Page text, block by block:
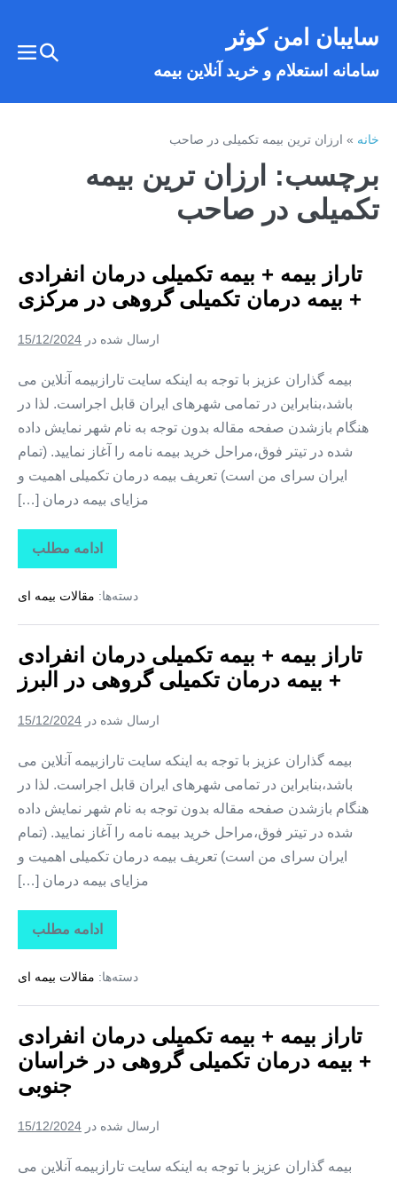
سایبان امن کوثر
سامانه استعلام و خرید آنلاین بیمه
تغییر
خانه»ارزان ترین بیمه تکمیلی در صاحب
برچسب: ارزان ترین بیمه
تکمیلی در صاحب
تاراز بیمه + بیمه تکمیلی درمان انفرادی
+ بیمه درمان تکمیلی گروهی در مرکزی
ارسال شده در 15/12/2024
بیمه گذاران عزیز با توجه به اینکه سایت تارازبیمه آنلاین می
باشد،بنابراین در تمامی شهرهای ایران قابل اجراست. لذا در
هنگام بازشدن صفحه مقاله بدون توجه به نام شهر نمایش داده
شده در تیتر فوق،مراحل خرید بیمه نامه را آغاز نمایید. (تمام
ایران سرای من است) تعریف بیمه درمان تکمیلی اهمیت و
مزایای بیمه درمان […]
ادامه مطلب
تاراز
بیمه
بیمه
درمان
+
بیمه
درمان
تکمیلی
در
دسته‌ها: مقالات بیمه ای
تاراز بیمه + بیمه تکمیلی درمان انفرادی
+ بیمه درمان تکمیلی گروهی در البرز
ارسال شده در 15/12/2024
بیمه گذاران عزیز با توجه به اینکه سایت تارازبیمه آنلاین می
باشد،بنابراین در تمامی شهرهای ایران قابل اجراست. لذا در
هنگام بازشدن صفحه مقاله بدون توجه به نام شهر نمایش داده
شده در تیتر فوق،مراحل خرید بیمه نامه را آغاز نمایید. (تمام
ایران سرای من است) تعریف بیمه درمان تکمیلی اهمیت و
مزایای بیمه درمان […]
ادامه مطلب
تاراز
بیمه
بیمه
درمان
+
بیمه
درمان
تکمیلی
گروهی
البرز
دسته‌ها: مقالات بیمه ای
تاراز بیمه + بیمه تکمیلی درمان انفرادی
+ بیمه درمان تکمیلی گروهی در خراسان
جنوبی
ارسال شده در 15/12/2024
بیمه گذاران عزیز با توجه به اینکه سایت تارازبیمه آنلاین می